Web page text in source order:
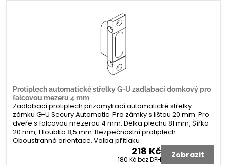
Protiplech automatické střelky G-U zadlabací domkový pro
falcovou mezeru 4 mm
Zadlabací protiplech přizamykací automatické střelky
zámku G-U Secury Automatic. Pro zámky s lištou 20 mm. Pro
dveře s falcovou mezerou 4 mm. Délka plechu 81 mm, Šířka
20 mm, Hloubka 8,5 mm. Bezpečnostní protiplech.
Oboustranná orientace. Volba přítlaku
218 Kč
180 Kčbez DPH Zobrazit